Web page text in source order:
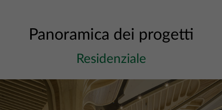
Panoramica dei progetti
Residenziale